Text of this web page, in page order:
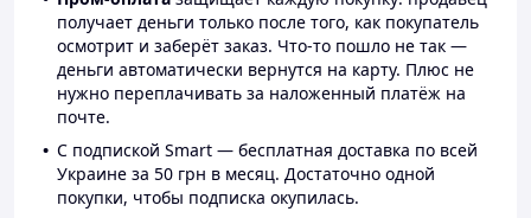
получает деньги только после того, как покупатель
осмотрит и заберёт заказ. Что-то пошло не так —
деньги автоматически вернутся на карту. Плюс не
нужно переплачивать за наложенный платёж на
почте.
С подпиской Smart — бесплатная доставка по всей
Украине за 50 грн в месяц. Достаточно одной
покупки, чтобы подписка окупилась.